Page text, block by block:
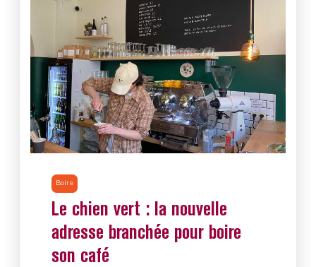
Boire
Le chien vert : la nouvelle
adresse branchée pour boire
son café